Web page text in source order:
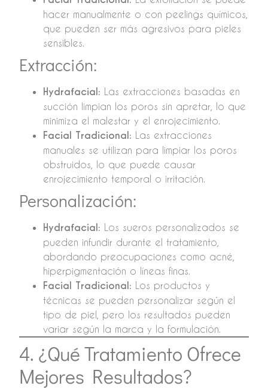
hacer manualmente o con peelings químicos,
que pueden ser más agresivos para pieles
sensibles.
Extracción:
Hydrafacial: Las extracciones basadas en
succión limpian los poros sin apretar, lo que
minimiza el malestar y el enrojecimiento.
Facial Tradicional: Las extracciones
manuales se utilizan para limpiar los poros
obstruidos, lo que puede causar
enrojecimiento temporal o irritación.
Personalización:
Hydrafacial: Los sueros personalizados se
pueden infundir durante el tratamiento,
abordando preocupaciones como acné,
hiperpigmentación o líneas finas.
Facial Tradicional: Los productos y
técnicas se pueden personalizar según el
tipo de piel, pero los resultados pueden
variar según la marca y la formulación.
4. ¿Qué Tratamiento Ofrece
Mejores Resultados?